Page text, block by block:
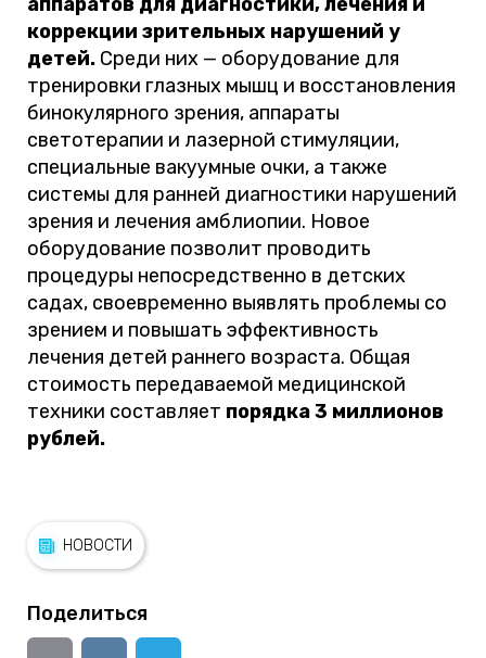
коррекции зрительных нарушений у
детей. Среди них — оборудование для
тренировки глазных мышц и восстановления
бинокулярного зрения, аппараты
светотерапии и лазерной стимуляции,
специальные вакуумные очки, а также
системы для ранней диагностики нарушений
зрения и лечения амблиопии. Новое
оборудование позволит проводить
процедуры непосредственно в детских
садах, своевременно выявлять проблемы со
зрением и повышать эффективность
лечения детей раннего возраста. Общая
стоимость передаваемой медицинской
техники составляет порядка 3 миллионов
рублей.
НОВОСТИ
Поделиться